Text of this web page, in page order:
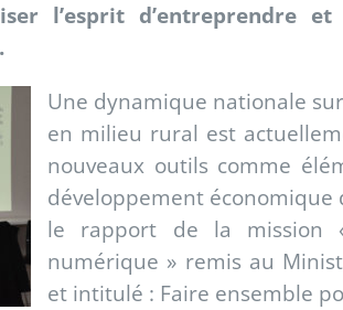
l’esprit d’entreprendre
Une dynamique nationale
en milieu rural est
nouveaux outils comme
développement économique
le rapport de la mission
numérique » remis au
et intitulé : Faire ensemble